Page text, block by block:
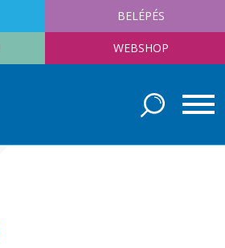
BELÉPÉS
WEBSHOP